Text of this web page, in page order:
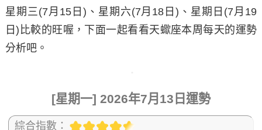
星期三(7月15日)、 星期六(7月18日)、 星期日 (7月19
日)比較的旺喔，下面一起看看天蠍座本周每天的運勢
分析吧。
[星期一] 2026年7月13日運勢
綜合指數：